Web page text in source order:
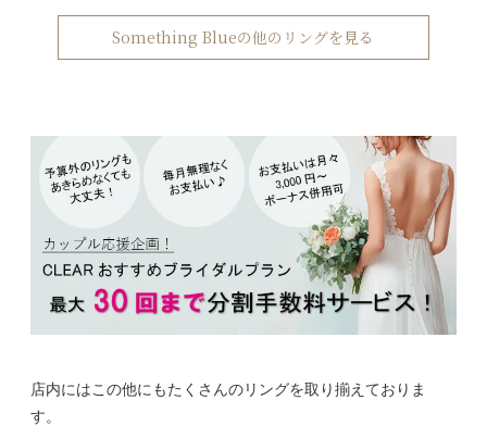
Something Blueの他のリングを見る
店内にはこの他にもたくさんのリングを取り揃えておりま
す。